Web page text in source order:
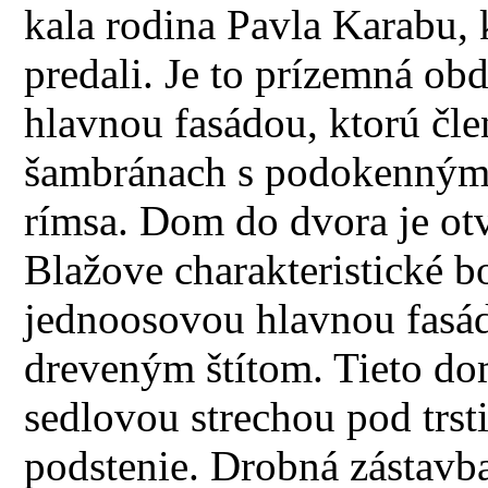
kala rodina Pavla
predali. Je to prízemná
hlavnou fasádou, ktorú
šambránach s
rímsa. Dom do dvora je
Blažove charakteristické
jednoosovou hlavnou
dreveným štítom. Tieto
sedlovou strechou pod
podstenie. Drobná